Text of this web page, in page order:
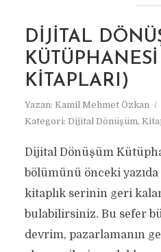
DIJITAL
KITAPLARI)
Yazan: Kamil Mehmet Özkan
Kategori: Dijital Dönüşüm,
Dijital Dönüşüm
bölümünü önceki yazıda
kitaplık serinin geri
bulabilirsiniz. Bu sefer
devrim, pazarlamanın